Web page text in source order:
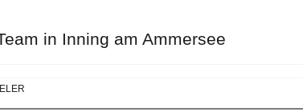
in Inning am Ammersee